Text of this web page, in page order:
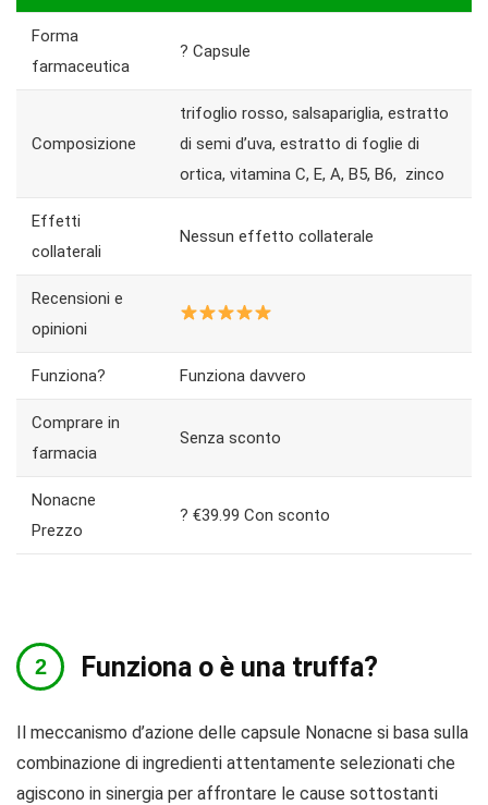
Forma
farmaceutica
? Capsule
Composizione
trifoglio rosso, salsapariglia, estratto
di semi d’uva, estratto di foglie di
ortica, vitamina C, E, A, B5, B6, zinco
Effetti
collaterali
Nessun effetto collaterale
Recensioni e
opinioni
Funziona? Funziona davvero
Comprare in
farmacia
Senza sconto
​​​​Nonacne
Prezzo
? €39.99 Con sconto
Funziona o è una truffa?
Il meccanismo d’azione delle capsule Nonacne si basa sulla
combinazione di ingredienti attentamente selezionati che
agiscono in sinergia per affrontare le cause sottostanti